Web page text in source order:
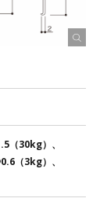
30kg）、
（3kg）、